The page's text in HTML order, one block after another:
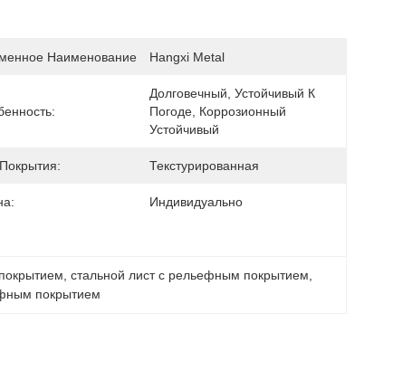
Наименование Hangxi Metal
Долговечный, Устойчивый К
Погоде, Коррозионный
Устойчивый
Текстурированная
Индивидуально
, стальной лист с рельефным покрытием
покрытием